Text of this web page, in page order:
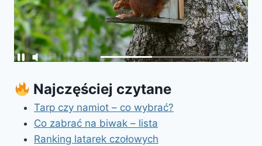
Najczęściej czytane
Tarp czy namiot – co wybrać?
Co zabrać na biwak – lista
Ranking latarek czołowych